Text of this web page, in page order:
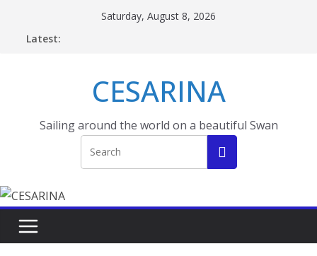
Saturday, August 8, 2026
Latest:
CESARINA
Sailing around the world on a beautiful Swan